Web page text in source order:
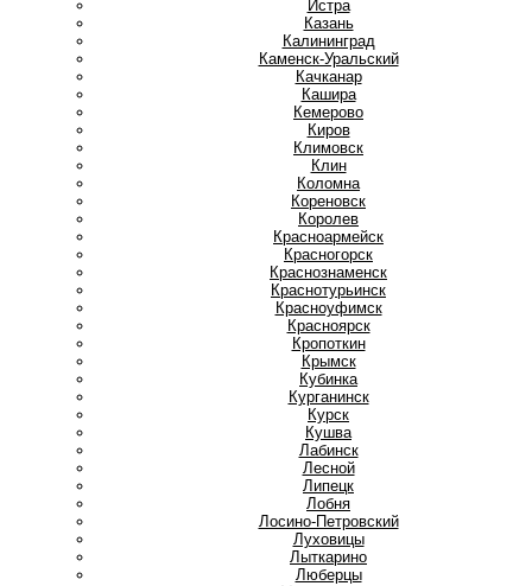
Истра
Казань
Калининград
Каменск-Уральский
Качканар
Кашира
Кемерово
Киров
Климовск
Клин
Коломна
Кореновск
Королев
Красноармейск
Красногорск
Краснознаменск
Краснотурьинск
Красноуфимск
Красноярск
Кропоткин
Крымск
Кубинка
Курганинск
Курск
Кушва
Лабинск
Лесной
Липецк
Лобня
Лосино-Петровский
Луховицы
Лыткарино
Люберцы